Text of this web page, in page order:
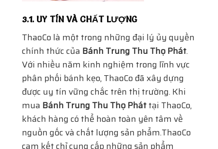
3.1. UY TÍN VÀ CHẤT LƯỢNG
ThaoCo là một trong những đại lý ủy quyền
chính thức của Bánh Trung Thu Thọ Phát.
Với nhiều năm kinh nghiệm trong lĩnh vực
phân phối bánh kẹo, ThaoCo đã xây dựng
được uy tín vững chắc trên thị trường. Khi
mua Bánh Trung Thu Thọ Pháttại ThaoCo,
khách hàng có thể hoàn toàn yên tâm về
nguồn gốc và chất lượng sản phẩm.ThaoCo
cam kết chỉ cung cấp những sản phẩm